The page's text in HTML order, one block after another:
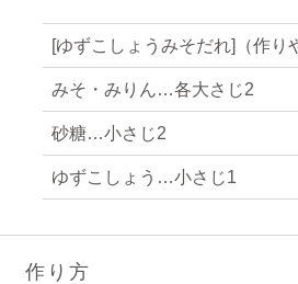
[ゆずこしょうみそだれ]（作り
みそ・みりん…各大さじ2
砂糖…小さじ2
ゆずこしょう…小さじ1
作り方